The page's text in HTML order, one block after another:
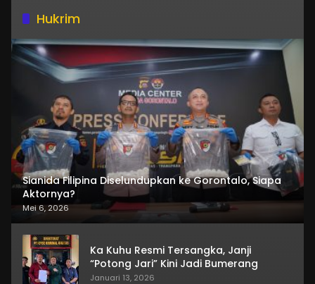
Hukrim
Sianida Filipina Diselundupkan ke Gorontalo, Siapa
Aktornya?
Mei 6, 2026
Ka Kuhu Resmi Tersangka, Janji
“Potong Jari” Kini Jadi Bumerang
Januari 13, 2026